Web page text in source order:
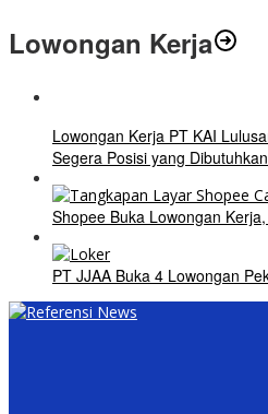
Lowongan Kerja
Lowongan Kerja PT KAI
Segera Posisi yang Dibutuhkan
Shopee Buka Lowongan
PT JJAA Buka 4 Lowongan